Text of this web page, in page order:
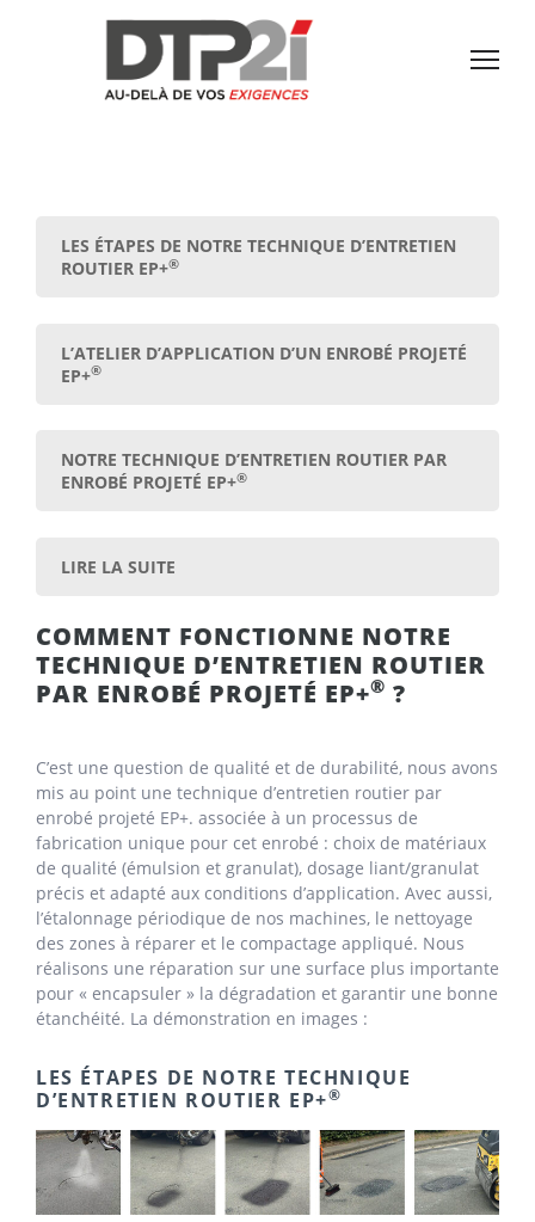
LES ÉTAPES DE NOTRE TECHNIQUE D’ENTRETIEN
ROUTIER EP+®
L’ATELIER D’APPLICATION D’UN ENROBÉ PROJETÉ
EP+®
NOTRE TECHNIQUE D’ENTRETIEN ROUTIER PAR
ENROBÉ PROJETÉ EP+®
LIRE LA SUITE
COMMENT FONCTIONNE NOTRE
TECHNIQUE D’ENTRETIEN ROUTIER
PAR ENROBÉ PROJETÉ EP+® ?
C’est une question de qualité et de durabilité, nous avons
mis au point une technique d’entretien routier par
enrobé projeté EP+. associée à un processus de
fabrication unique pour cet enrobé : choix de matériaux
de qualité (émulsion et granulat), dosage liant/granulat
précis et adapté aux conditions d’application. Avec aussi,
l’étalonnage périodique de nos machines, le nettoyage
des zones à réparer et le compactage appliqué. Nous
réalisons une réparation sur une surface plus importante
pour « encapsuler » la dégradation et garantir une bonne
étanchéité. La démonstration en images :
LES ÉTAPES DE NOTRE TECHNIQUE
D’ENTRETIEN ROUTIER EP+®